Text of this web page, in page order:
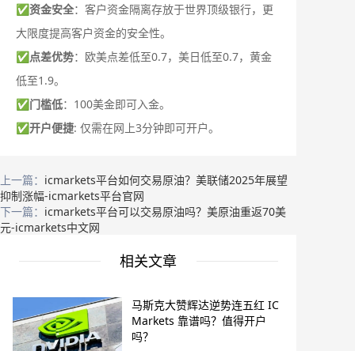
✅资金安全：客户资金隔离存放于世界顶级银行，更
大限度提高客户资金的安全性。
✅点差优势：欧美点差低至0.7，美日低至0.7，黄金
低至1.9。
✅门槛低：100美金即可入金。
✅开户便捷: 仅需在网上3分钟即可开户。
上一篇： icmarkets平台如何交易原油？美联储2025年展望
抑制涨幅-icmarkets平台官网
下一篇： icmarkets平台可以交易原油吗？美原油重返70美
元-icmarkets中文网
相关文章
马斯克大赞辉达逆势连五红 IC
Markets 靠谱吗？值得开户
吗？